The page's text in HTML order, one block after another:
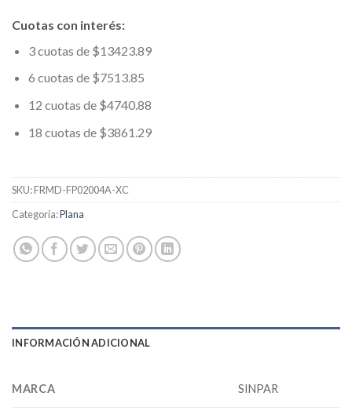
Cuotas con interés:
3 cuotas de $13423.89
6 cuotas de $7513.85
12 cuotas de $4740.88
18 cuotas de $3861.29
SKU:FRMD-FP02004A-XC
Categoría:Plana
INFORMACIÓN ADICIONAL
MARCA SINPAR